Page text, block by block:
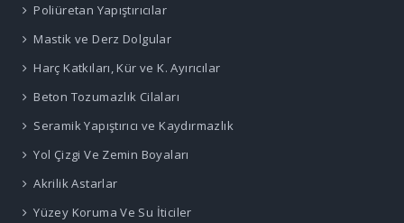
Poliüretan Yapıştırıcılar
Mastik ve Derz Dolgular
Harç Katkıları, Kür ve K. Ayırıcılar
Beton Tozumazlık Cilaları
Seramik Yapıştırıcı ve Kaydırmazlık
Yol Çizgi Ve Zemin Boyaları
Akrilik Astarlar
Yüzey Koruma Ve Su İticiler